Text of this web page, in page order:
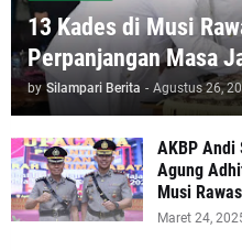
13 Kades di Musi
Perpanjangan Masa
by Silampari Berita - Agustus 26,
AKBP Andi
Agung
Musi Rawas
Maret 24,